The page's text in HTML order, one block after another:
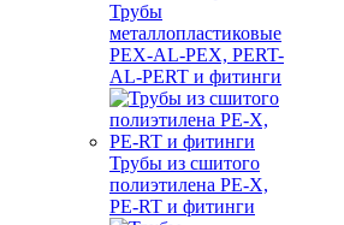
Трубы
металлопластиковые
PEX-AL-PEX, PERT-
AL-PERT и фитинги
Трубы из сшитого
полиэтилена PE-X,
PE-RT и фитинги